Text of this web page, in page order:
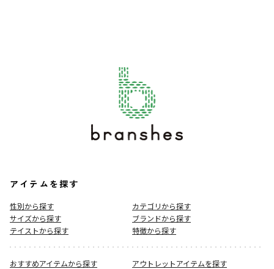
アイテムを探す
性別から探す
カテゴリから探す
サイズから探す
ブランドから探す
テイストから探す
特徴から探す
おすすめアイテムから探す
アウトレットアイテムを探す